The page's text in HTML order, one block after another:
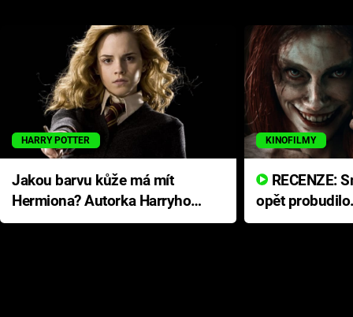
HARRY POTTER
Jakou barvu kůže má mít
Hermiona? Autorka Harryho
Pottera přišla s ráznou
KINOFILMY
opět
přichází s